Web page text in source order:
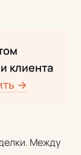
клиента
→
Между